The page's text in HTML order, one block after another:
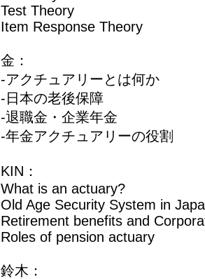
Test Theory
Item Response Theory
金：
-アクチュアリーとは何か
-日本の老後保障
-退職金・企業年金
-年金アクチュアリーの役割
KIN：
What is an actuary?
Old Age Security System in
Retirement benefits and
Roles of pension actuary
鈴木：